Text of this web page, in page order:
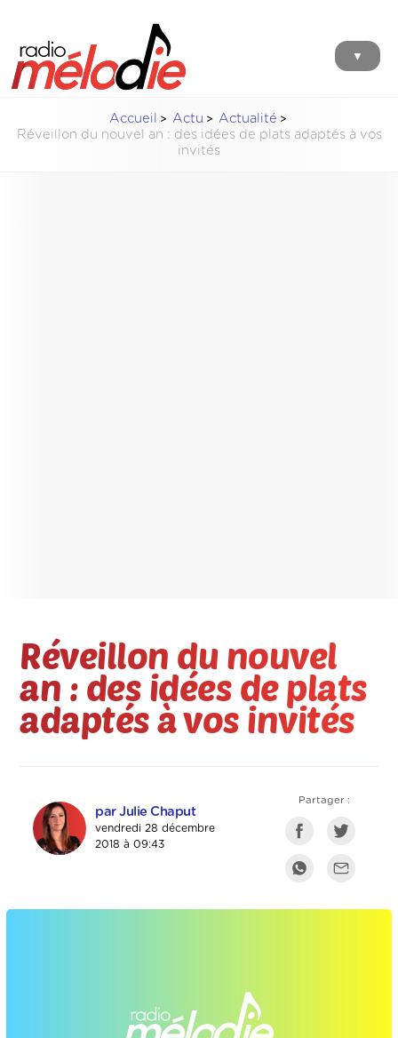
▼
Accueil Actu
Actualité
Réveillon du nouvel an : des idées de plats adaptés à vos
invités
Réveillon du nouvel
an : des idées de plats
adaptés à vos invités
par Julie Chaput
vendredi 28 décembre
2018 à 09:43
Partager :